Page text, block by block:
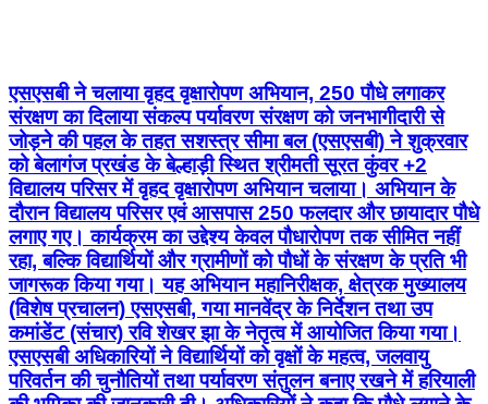
एसएसबी ने चलाया वृहद वृक्षारोपण अभियान, 250 पौधे लगाकर
संरक्षण का दिलाया संकल्प पर्यावरण संरक्षण को जनभागीदारी से
जोड़ने की पहल के तहत सशस्त्र सीमा बल (एसएसबी) ने शुक्रवार
को बेलागंज प्रखंड के बेल्हाड़ी स्थित श्रीमती सूरत कुंवर +2
विद्यालय परिसर में वृहद वृक्षारोपण अभियान चलाया। अभियान के
दौरान विद्यालय परिसर एवं आसपास 250 फलदार और छायादार पौधे
लगाए गए। कार्यक्रम का उद्देश्य केवल पौधारोपण तक सीमित नहीं
रहा, बल्कि विद्यार्थियों और ग्रामीणों को पौधों के संरक्षण के प्रति भी
जागरूक किया गया। यह अभियान महानिरीक्षक, क्षेत्रक मुख्यालय
(विशेष प्रचालन) एसएसबी, गया मानवेंद्र के निर्देशन तथा उप
कमांडेंट (संचार) रवि शेखर झा के नेतृत्व में आयोजित किया गया।
एसएसबी अधिकारियों ने विद्यार्थियों को वृक्षों के महत्व, जलवायु
परिवर्तन की चुनौतियों तथा पर्यावरण संतुलन बनाए रखने में हरियाली